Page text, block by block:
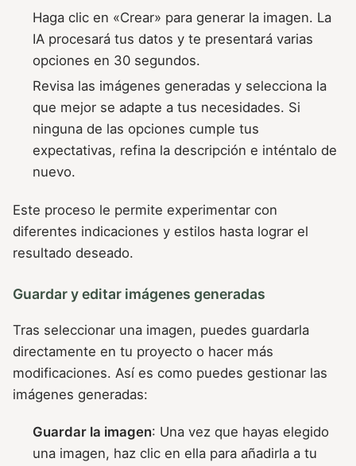
Haga clic en «Crear» para generar la imagen. La
IA procesará tus datos y te presentará varias
opciones en 30 segundos.
Revisa las imágenes generadas y selecciona la
que mejor se adapte a tus necesidades. Si
ninguna de las opciones cumple tus
expectativas, refina la descripción e inténtalo de
nuevo.
Este proceso le permite experimentar con
diferentes indicaciones y estilos hasta lograr el
resultado deseado.
Guardar y editar imágenes generadas
Tras seleccionar una imagen, puedes guardarla
directamente en tu proyecto o hacer más
modificaciones. Así es como puedes gestionar las
imágenes generadas:
Guardar la imagen: Una vez que hayas elegido
una imagen, haz clic en ella para añadirla a tu